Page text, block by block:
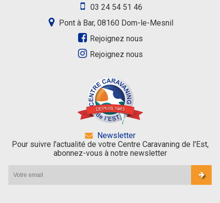
03 24 54 51 46
Pont à Bar, 08160 Dom-le-Mesnil
Rejoignez nous
Rejoignez nous
Newsletter
Pour suivre l'actualité de votre Centre Caravaning de l'Est,
abonnez-vous à notre newsletter